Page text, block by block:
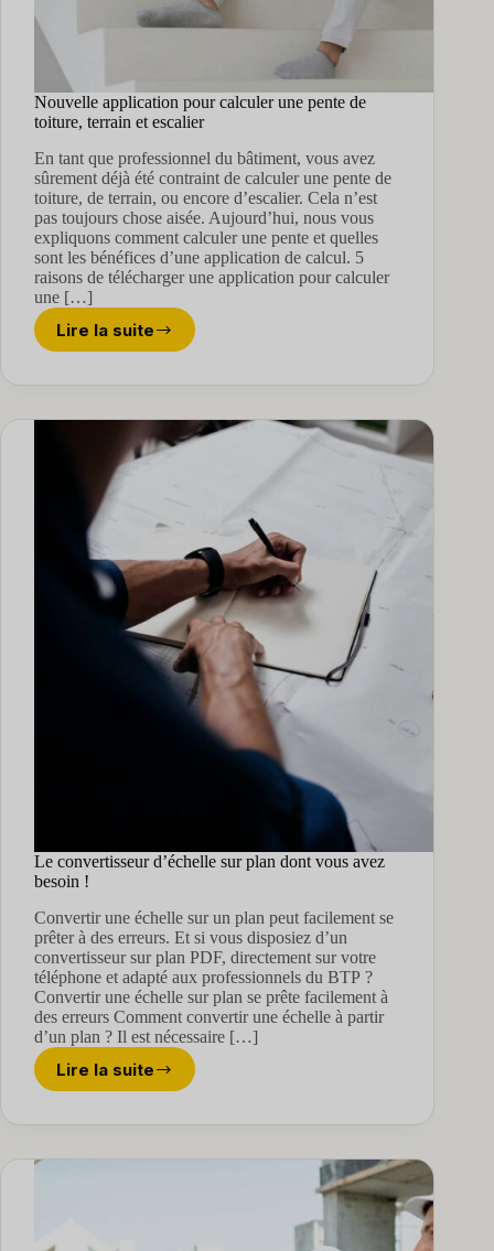
Nouvelle application pour calculer une pente de
toiture, terrain et escalier
En tant que professionnel du bâtiment, vous avez
sûrement déjà été contraint de calculer une pente de
toiture, de terrain, ou encore d’escalier. Cela n’est
pas toujours chose aisée. Aujourd’hui, nous vous
expliquons comment calculer une pente et quelles
sont les bénéfices d’une application de calcul. 5
raisons de télécharger une application pour calculer
une […]
Lire la suite
Nouvelle
pour
une
pente
de
toiture,
Le convertisseur d’échelle sur plan dont vous avez
besoin !
Convertir une échelle sur un plan peut facilement se
prêter à des erreurs. Et si vous disposiez d’un
convertisseur sur plan PDF, directement sur votre
téléphone et adapté aux professionnels du BTP ?
Convertir une échelle sur plan se prête facilement à
des erreurs Comment convertir une échelle à partir
d’un plan ? Il est nécessaire […]
Lire la suite
Le
d’échelle
plan